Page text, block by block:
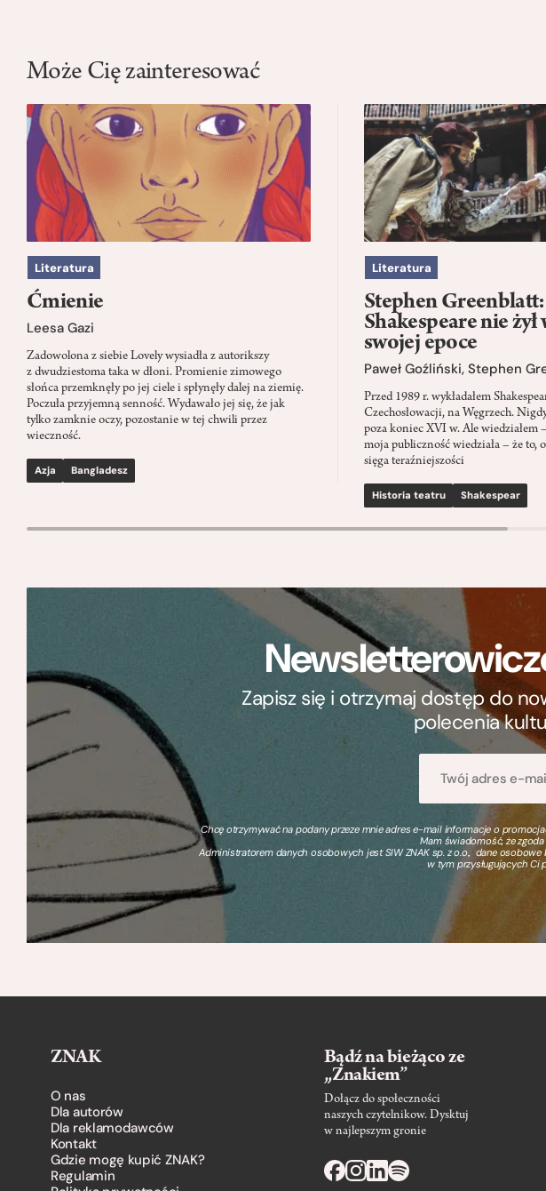
Może Cię zainteresować
Literatura
Ćmienie
Leesa Gazi
Zadowolona z siebie Lovely wysiadła z autorikszy
z dwudziestoma taka w dłoni. Promienie zimowego
słońca przemknęły po jej ciele i spłynęły dalej na ziemię.
Poczuła przyjemną senność. Wydawało jej się, że jak
tylko zamknie oczy, pozostanie w tej chwili przez
wieczność.
Azja Bangladesz
Literatura
Stephen Greenblatt:
Shakespeare nie żył
swojej epoce
Paweł Goźliński, Stephen
Przed 1989 r. wykładałem
Czechosłowacji, na Węgrzech.
poza koniec XVI w. Ale wiedziałem
moja publiczność wiedziała – że to,
sięga teraźniejszości
Historia teatru Shakespear
Zapisz się i otrzymaj dostęp do
polecenia
Chcę otrzymywać na podany przeze mnie adres e-mail informacje o
Mam świadomość, że
Administratorem danych osobowych jest SIW ZNAK sp. z o.o., dane
w tym przysługujących Ci
ZNAK
O nas
Dla autorów
Dla reklamodawców
Kontakt
Gdzie mogę kupić ZNAK?
Regulamin
Bądź na bieżąco ze
„Znakiem”
Dołącz do społeczności
naszych czytelnikow. Dysktuj
w najlepszym gronie